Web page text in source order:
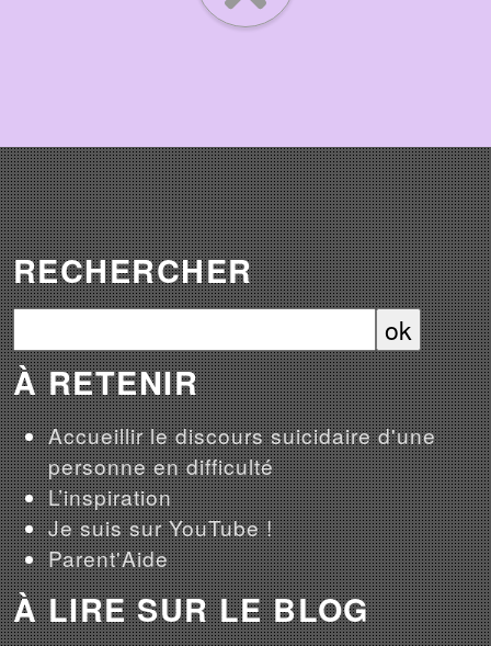
RECHERCHER
À RETENIR
Accueillir le discours suicidaire d'une
personne en difficulté
L’inspiration
Je suis sur YouTube !
Parent'Aide
À LIRE SUR LE BLOG